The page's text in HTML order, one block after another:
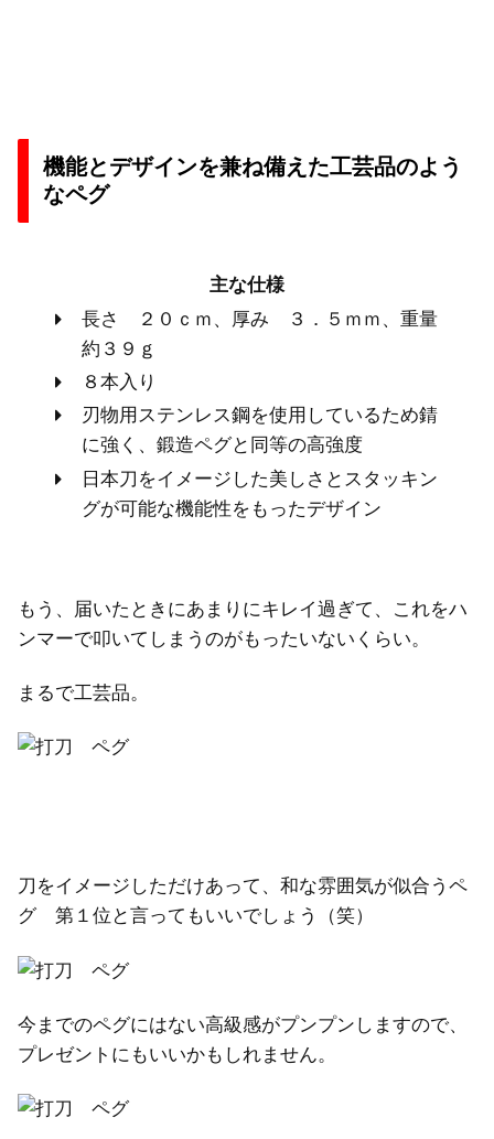
機能とデザインを兼ね備えた工芸品のよう
なペグ
主な仕様
長さ ２０ｃｍ、厚み ３．５ｍｍ、重量
約３９ｇ
８本入り
刃物用ステンレス鋼を使用しているため錆
に強く、鍛造ペグと同等の高強度
日本刀をイメージした美しさとスタッキン
グが可能な機能性をもったデザイン
もう、届いたときにあまりにキレイ過ぎて、これをハ
ンマーで叩いてしまうのがもったいないくらい。
まるで工芸品。
刀をイメージしただけあって、和な雰囲気が似合うペ
グ 第１位と言ってもいいでしょう（笑）
今までのペグにはない高級感がプンプンしますので、
プレゼントにもいいかもしれません。